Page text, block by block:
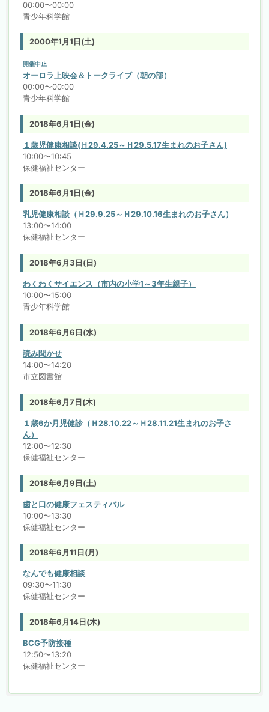
00:00〜00:00
青少年科学館
2000年1月1日(土)
開催中止
オーロラ上映会＆トークライブ（朝の部）
00:00〜00:00
青少年科学館
2018年6月1日(金)
１歳児健康相談(Ｈ29.4.25～Ｈ29.5.17生まれのお子さん)
10:00〜10:45
保健福祉センター
2018年6月1日(金)
乳児健康相談（Ｈ29.9.25～Ｈ29.10.16生まれのお子さん）
13:00〜14:00
保健福祉センター
2018年6月3日(日)
わくわくサイエンス（市内の小学1～3年生親子）
10:00〜15:00
青少年科学館
2018年6月6日(水)
読み聞かせ
14:00〜14:20
市立図書館
2018年6月7日(木)
１歳6か月児健診（Ｈ28.10.22～Ｈ28.11.21生まれのお子さ
ん）
12:00〜12:30
保健福祉センター
2018年6月9日(土)
歯と口の健康フェスティバル
10:00〜13:30
保健福祉センター
2018年6月11日(月)
なんでも健康相談
09:30〜11:30
保健福祉センター
2018年6月14日(木)
BCG予防接種
12:50〜13:20
保健福祉センター